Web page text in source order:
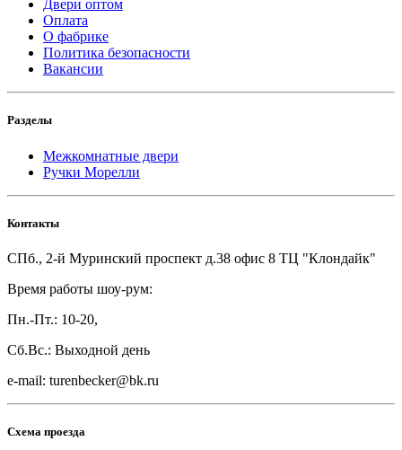
Двери оптом
Оплата
О фабрике
Политика безопасности
Вакансии
Разделы
Межкомнатные двери
Ручки Морелли
Контакты
СПб., 2-й Муринский проспект д.38 офис 8 ТЦ "Клондайк"
Время работы шоу-рум:
Пн.-Пт.: 10-20,
Сб.Вс.: Выходной день
e-mail: turenbecker@bk.ru
Схема проезда